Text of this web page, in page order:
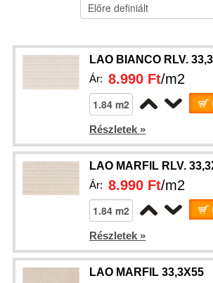
LAO BIANCO RLV.
Ár:8.990 Ft/m2
Részletek »
LAO MARFIL RLV.
Ár:8.990 Ft/m2
Részletek »
LAO MARFIL 33,3X55